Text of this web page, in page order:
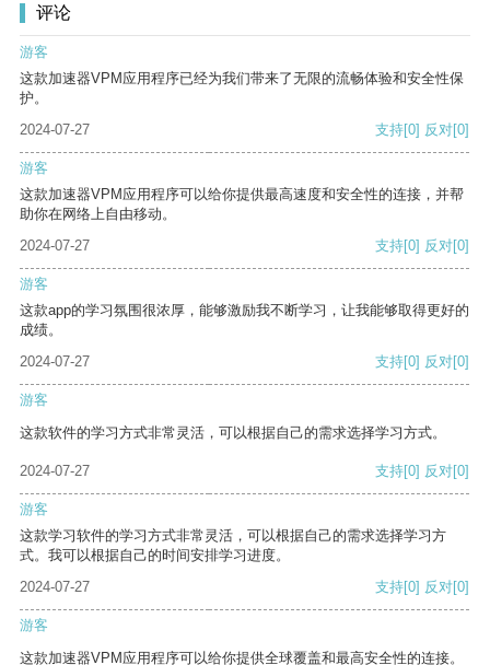
评论
游客
这款加速器VPM应用程序已经为我们带来了无限的流畅体验和安全性保
护。
2024-07-27
支持[0] 反对[0]
游客
这款加速器VPM应用程序可以给你提供最高速度和安全性的连接，并帮
助你在网络上自由移动。
2024-07-27
支持[0] 反对[0]
游客
这款app的学习氛围很浓厚，能够激励我不断学习，让我能够取得更好的
成绩。
2024-07-27
支持[0] 反对[0]
游客
这款软件的学习方式非常灵活，可以根据自己的需求选择学习方式。
2024-07-27 支持[0] 反对[0]
游客
这款学习软件的学习方式非常灵活，可以根据自己的需求选择学习方
式。我可以根据自己的时间安排学习进度。
2024-07-27
支持[0] 反对[0]
游客
这款加速器VPM应用程序可以给你提供全球覆盖和最高安全性的连接。